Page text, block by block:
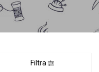
Filtra